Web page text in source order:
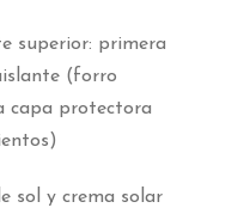
superior: primera
(forro
capa protectora
sol y crema solar